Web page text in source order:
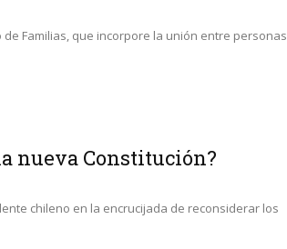
Familias, que incorpore la unión entre personas
nueva Constitución?
chileno en la encrucijada de reconsiderar los